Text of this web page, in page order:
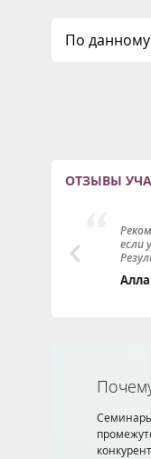
По данному
ОТЗЫВЫ
если
Алла
Семинары